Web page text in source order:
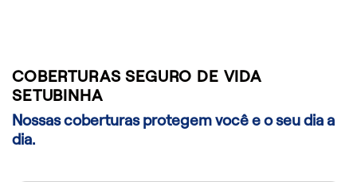
COBERTURAS SEGURO DE VIDA
SETUBINHA
Nossas coberturas protegem você e o seu dia a
dia.